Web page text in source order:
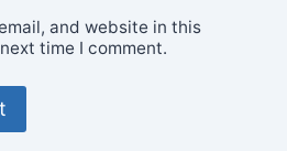
and website in this
time I comment.